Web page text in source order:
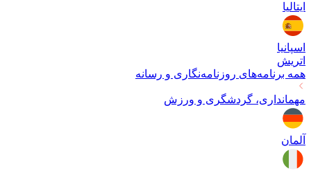
ایتالیا
اسپانیا
اتریش
همه برنامه‌های روزنامه‌نگاری و رسانه
مهمانداری، گردشگری و ورزش
آلمان